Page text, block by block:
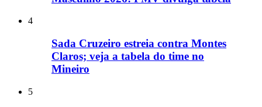
4
Sada Cruzeiro estreia contra Montes
Claros; veja a tabela do time no
Mineiro
5